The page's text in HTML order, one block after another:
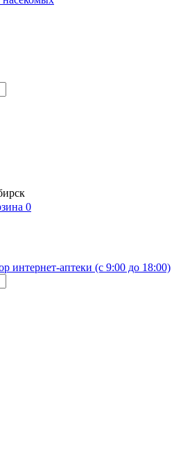
0
интернет-аптеки (с 9:00 до 18:00)